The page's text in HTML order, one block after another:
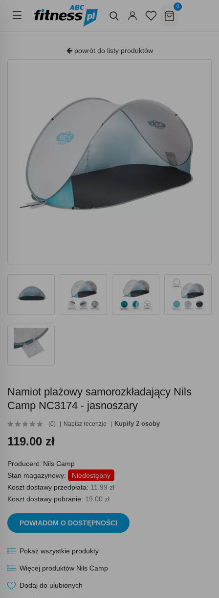
0
powrót do listy produktów
Namiot plażowy samorozkładający Nils
Camp NC3174 - jasnoszary
(0) Napisz recenzję Kupiły 2 osoby
119.00 zł
Producent: Nils Camp
Stan magazynowy:
Niedostępny
Koszt dostawy przedpłata: 11.99 zł
Koszt dostawy pobranie: 19.00 zł
POWIADOM O DOSTĘPNOŚCI
Pokaż wszystkie produkty
Więcej produktów Nils Camp
Dodaj do ulubionych